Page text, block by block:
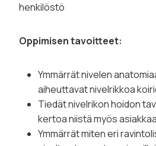
henkilöstö
Oppimisen tavoitteet:
Ymmärrät nivelen
aiheuttavat nivelrikkoa
Tiedät nivelrikon hoidon
kertoa niistä myös
Ymmärrät miten eri